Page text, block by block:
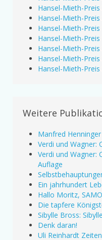
Hansel-Mieth-Preis
Hansel-Mieth-Preis
Hansel-Mieth-Preis
Hansel-Mieth-Preis
Hansel-Mieth-Preis
Hansel-Mieth-Preis
Hansel-Mieth-Preis
Weitere
Manfred
Verdi und Wagner:
Verdi und Wagner:
Auflage
Ein jahrhundert
Hallo Moritz,
Die tapfere
Sibylle Bross:
Denk daran!
Uli Reinhardt